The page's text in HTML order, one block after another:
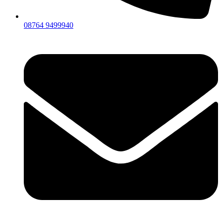
08764 9499940